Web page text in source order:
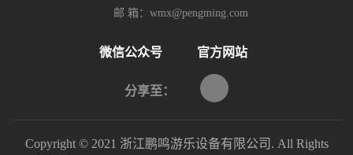
邮 箱：wmx@pengming.com
微信公众号 官方网站
分享至：
Copyright © 2021 浙江鹏鸣游乐设备有限公司. All Rights